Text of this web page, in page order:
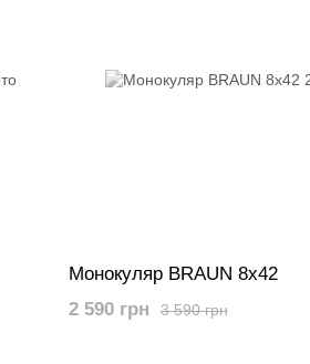
Монокуляр BRAUN 8х42
3 590 грн
2 590 грн